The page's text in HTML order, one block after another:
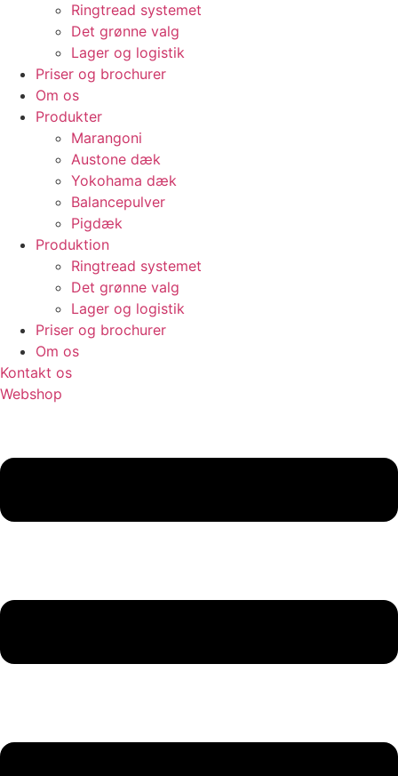
Ringtread systemet
Det grønne valg
Lager og logistik
Priser og brochurer
Om os
Produkter
Marangoni
Austone dæk
Yokohama dæk
Balancepulver
Pigdæk
Produktion
Ringtread systemet
Det grønne valg
Lager og logistik
Priser og brochurer
Om os
Kontakt os
Webshop